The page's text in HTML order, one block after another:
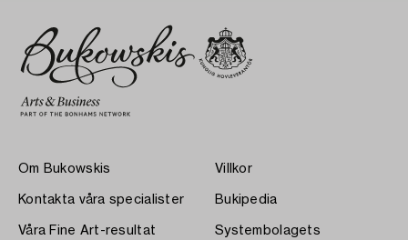
Om Bukowskis
Kontakta våra specialister
Våra Fine Art-resultat
Villkor
Bukipedia
Systembolagets